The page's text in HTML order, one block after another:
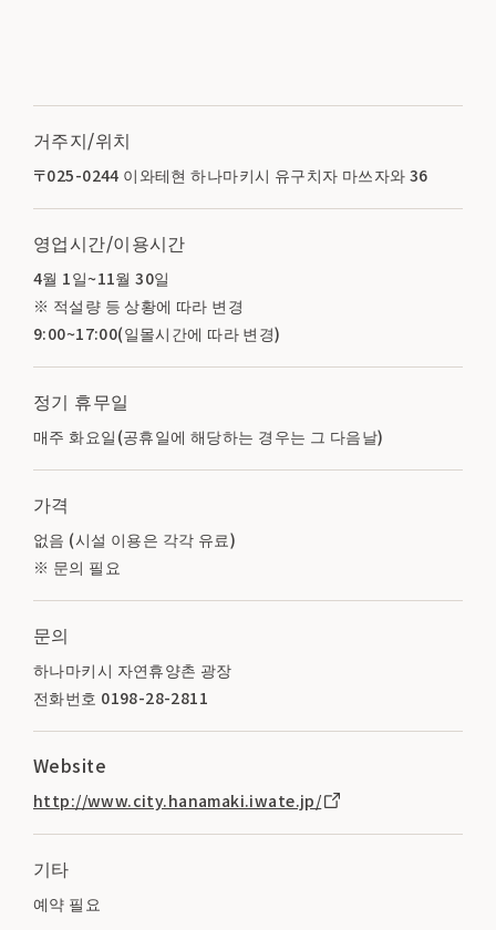
거주지/위치
〒025-0244 이와테현 하나마키시 유구치자 마쓰자와 36
영업시간/이용시간
4월 1일~11월 30일
※ 적설량 등 상황에 따라 변경
9:00~17:00(일몰시간에 따라 변경)
정기 휴무일
매주 화요일(공휴일에 해당하는 경우는 그 다음날)
가격
없음 (시설 이용은 각각 유료)
※ 문의 필요
문의
하나마키시 자연휴양촌 광장
전화번호 0198-28-2811
Website
http://www.city.hanamaki.iwate.jp/
기타
예약 필요